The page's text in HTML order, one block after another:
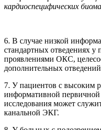
кардиоспецифических
6. В случае низкой
стандартных отведениях
проявлениями ОКС,
дополнительных
7. У пациентов с высоким
информативной
исследования может
канальной ЭКГ.